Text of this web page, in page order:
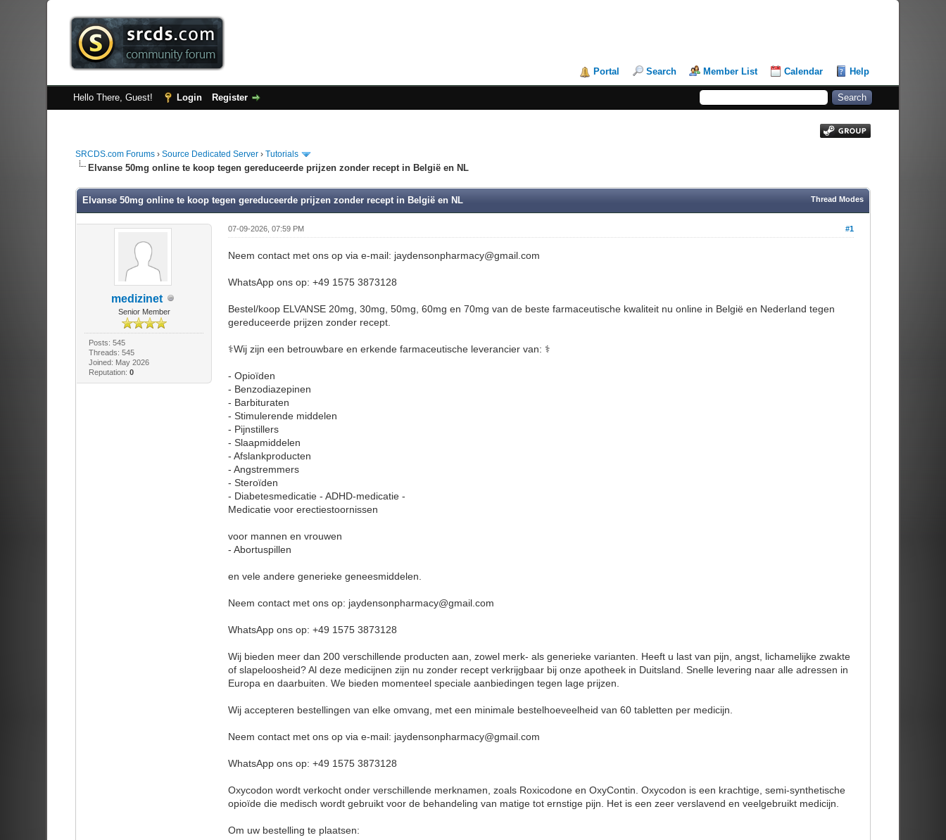
Portal Search Member List Calendar Help
Hello There, Guest! Login Register
SRCDS.com Forums› Source Dedicated Server› Tutorials
Elvanse 50mg online te koop tegen gereduceerde prijzen zonder recept in België en NL
Thread Modes
Elvanse 50mg online te koop tegen gereduceerde prijzen zonder recept in België en NL
medizinet
Senior Member
Posts: 545
Threads: 545
Joined: May 2026
Reputation:0
#1
07-09-2026, 07:59 PM
Neem contact met ons op via e-mail: jaydensonpharmacy@gmail.com
WhatsApp ons op: +49 1575 3873128
Bestel/koop ELVANSE 20mg, 30mg, 50mg, 60mg en 70mg van de beste farmaceutische kwaliteit nu online in België en Nederland tegen
gereduceerde prijzen zonder recept.
⚕️Wij zijn een betrouwbare en erkende farmaceutische leverancier van: ⚕️
- Opioïden
- Benzodiazepinen
- Barbituraten
- Stimulerende middelen
- Pijnstillers
- Slaapmiddelen
- Afslankproducten
- Angstremmers
- Steroïden
- Diabetesmedicatie - ADHD-medicatie -
Medicatie voor erectiestoornissen
voor mannen en vrouwen
- Abortuspillen
en vele andere generieke geneesmiddelen.
Neem contact met ons op: jaydensonpharmacy@gmail.com
WhatsApp ons op: +49 1575 3873128
Wij bieden meer dan 200 verschillende producten aan, zowel merk- als generieke varianten. Heeft u last van pijn, angst, lichamelijke zwakte
of slapeloosheid? Al deze medicijnen zijn nu zonder recept verkrijgbaar bij onze apotheek in Duitsland. Snelle levering naar alle adressen in
Europa en daarbuiten. We bieden momenteel speciale aanbiedingen tegen lage prijzen.
Wij accepteren bestellingen van elke omvang, met een minimale bestelhoeveelheid van 60 tabletten per medicijn.
Neem contact met ons op via e-mail: jaydensonpharmacy@gmail.com
WhatsApp ons op: +49 1575 3873128
Oxycodon wordt verkocht onder verschillende merknamen, zoals Roxicodone en OxyContin. Oxycodon is een krachtige, semi-synthetische
opioïde die medisch wordt gebruikt voor de behandeling van matige tot ernstige pijn. Het is een zeer verslavend en veelgebruikt medicijn.
Om uw bestelling te plaatsen: